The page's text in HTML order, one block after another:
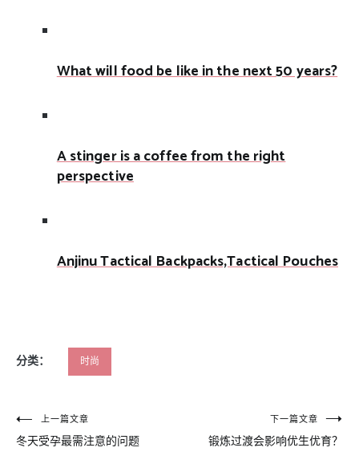
What will food be like in the next 50 years?
A stinger is a coffee from the right
perspective
Anjinu Tactical Backpacks,Tactical Pouches
分类： 时尚
文
章
上一篇文章
冬天受孕最需注意的问题
下一篇文章
锻炼过渡会影响优生优育？